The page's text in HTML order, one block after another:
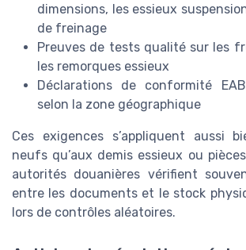
dimensions, les essieux
de freinage
Preuves de tests qualité sur les
les remorques essieux
Déclarations de conformité
selon la zone géographique
Ces exigences s’appliquent aussi
neufs qu’aux demis essieux ou
autorités douanières vérifient
entre les documents et le stock
lors de contrôles aléatoires.